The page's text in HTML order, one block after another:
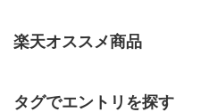
楽天オススメ商品
タグでエントリを探す